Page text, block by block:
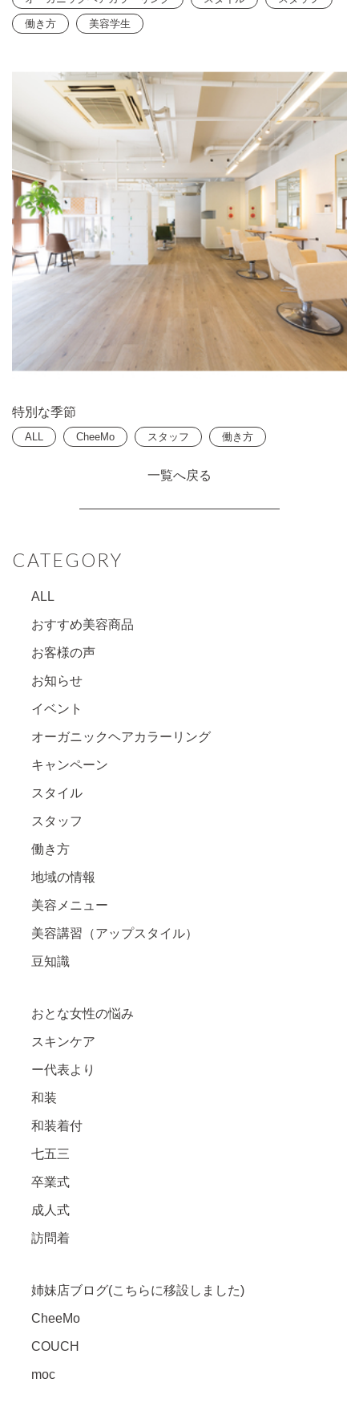
CATEGORY
ALL
おすすめ美容商品
お客様の声
お知らせ
イベント
オーガニックヘアカラーリング
キャンペーン
スタイル
スタッフ
働き方
地域の情報
美容メニュー
美容講習（アップスタイル）
豆知識
おとな女性の悩み
スキンケア
ー代表より
和装
和装着付
七五三
卒業式
成人式
訪問着
姉妹店ブログ(こちらに移設しました)
CheeMo
COUCH
moc
働き方 美容学生
特別な季節
ALL CheeMo スタッフ 働き方
一覧へ戻る